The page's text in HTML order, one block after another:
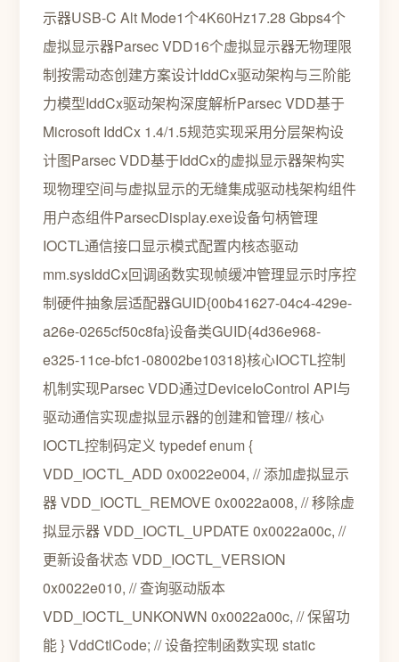
示器USB-C Alt Mode1个4K60Hz17.28 Gbps4个
虚拟显示器Parsec VDD16个虚拟显示器无物理限
制按需动态创建方案设计IddCx驱动架构与三阶能
力模型IddCx驱动架构深度解析Parsec VDD基于
Microsoft IddCx 1.4/1.5规范实现采用分层架构设
计图Parsec VDD基于IddCx的虚拟显示器架构实
现物理空间与虚拟显示的无缝集成驱动栈架构组件
用户态组件ParsecDisplay.exe设备句柄管理
IOCTL通信接口显示模式配置内核态驱动
mm.sysIddCx回调函数实现帧缓冲管理显示时序控
制硬件抽象层适配器GUID{00b41627-04c4-429e-
a26e-0265cf50c8fa}设备类GUID{4d36e968-
e325-11ce-bfc1-08002be10318}核心IOCTL控制
机制实现Parsec VDD通过DeviceIoControl API与
驱动通信实现虚拟显示器的创建和管理// 核心
IOCTL控制码定义 typedef enum {
VDD_IOCTL_ADD 0x0022e004, // 添加虚拟显示
器 VDD_IOCTL_REMOVE 0x0022a008, // 移除虚
拟显示器 VDD_IOCTL_UPDATE 0x0022a00c, //
更新设备状态 VDD_IOCTL_VERSION
0x0022e010, // 查询驱动版本
VDD_IOCTL_UNKONWN 0x0022a00c, // 保留功
能 } VddCtlCode; // 设备控制函数实现 static